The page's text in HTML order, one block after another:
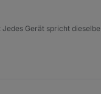
Gerät spricht